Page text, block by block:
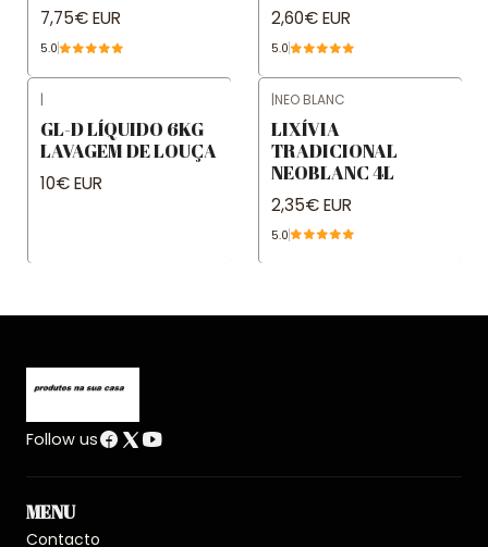
7,75€ EUR
5.0
2,60€ EUR
5.0
|
GL-D LÍQUIDO 6KG
LAVAGEM DE LOUÇA
10€ EUR
|NEO BLANC
LIXÍVIA
TRADICIONAL
NEOBLANC 4L
2,35€ EUR
5.0
Follow us
MENU
Contacto